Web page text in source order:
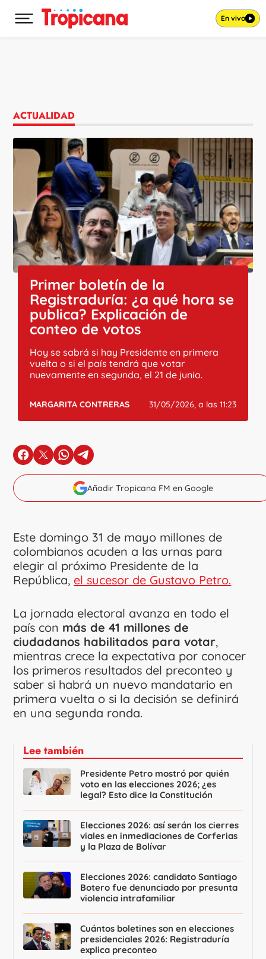
Desplegar menú principal En vivo
ACTUALIDAD
Primer boletín de la
Registraduría: ¿a qué hora se
publica? Explicación de
conteo de votos
Hoy se sabrá si hay Presidente en primera
vuelta o si el país tendrá que votar
nuevamente en segunda, el 21 de junio.
MARGARITA CONTRERAS 31/05/2026, a las 11:23
en Facebook
en Xen Whatsapp
en Telegram
Añadir Tropicana FM en Google
Este domingo 31 de mayo millones de
colombianos acuden a las urnas para
elegir al próximo Presidente de la
República, el sucesor de Gustavo Petro.
La jornada electoral avanza en todo el
país con más de 41 millones de
ciudadanos habilitados para votar,
mientras crece la expectativa por conocer
los primeros resultados del preconteo y
saber si habrá un nuevo mandatario en
primera vuelta o si la decisión se definirá
en una segunda ronda.
Lee también
Presidente Petro mostró por quién
voto en las elecciones 2026; ¿es
legal? Esto dice la Constitución
Elecciones 2026: así serán los cierres
viales en inmediaciones de Corferias
y la Plaza de Bolívar
Elecciones 2026: candidato Santiago
Botero fue denunciado por presunta
violencia intrafamiliar
Cuántos boletines son en elecciones
presidenciales 2026: Registraduría
explica preconteo